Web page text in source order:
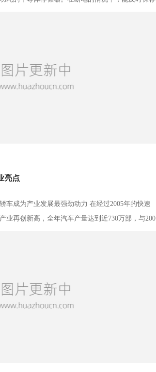
亮点
车成为产业发展最强劲动力 在经过2005年的快速
业再创新高，全年汽车产量达到近730万部，与200